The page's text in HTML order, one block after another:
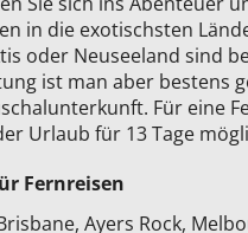
in die exotischsten
oder Neuseeland sind
ist man aber bestens
Für eine
Urlaub für 13 Tage
Fernreisen
Ayers Rock,